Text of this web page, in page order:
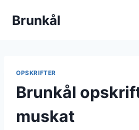
Brunkål
OPSKRIFTER
Brunkål
muskat